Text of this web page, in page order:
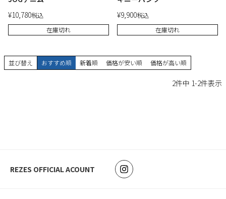
¥10,780税込
在庫切れ
¥9,900税込
在庫切れ
並び替え おすすめ順 新着順 価格が安い順 価格が高い順
2件中 1-2件表示
REZES OFFICIAL ACOUNT